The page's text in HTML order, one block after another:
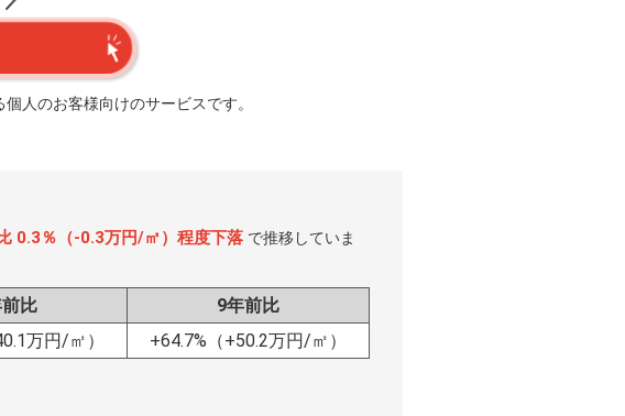
人のお客様向けのサービスです。
0.3％（-0.3万円/㎡）程度下落 で推移していま
比
9年前比
万円/㎡） +64.7% （+50.2万円/㎡）